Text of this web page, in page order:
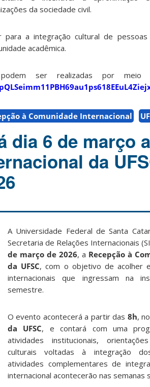
da sociedade civil.
a integração cultural de
acadêmica.
ser realizadas por meio
à Comunidade Internacional
dia 6 de março
da
A Universidade Federal de Santa
Secretaria de Relações Internacionais
de março de 2026, a Recepção à
da UFSC, com o objetivo de acolher
internacionais que ingressam na
semestre.
O evento acontecerá a partir das 8h, no
da UFSC, e contará com uma
atividades institucionais,
culturais voltadas à integração
atividades complementares de
internacional acontecerão nas semanas